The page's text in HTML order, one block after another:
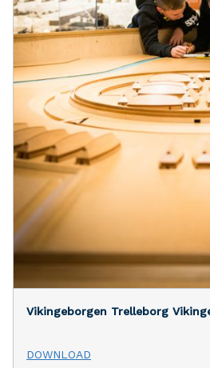
Vikingeborgen Trelleborg
DOWNLOAD